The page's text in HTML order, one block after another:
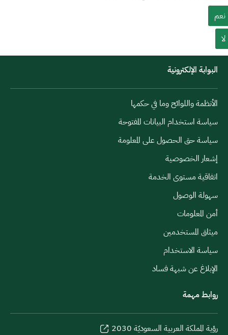
نعم
لا
البوابة الإلكترونية
الأنظمة واللوائح وما في حكمها
سياسة استخدام البيانات المفتوحة
سياسة حق الحصول على المعلومة
إشعار الخصوصية
اتفاقية مستوى الخدمة
سهولة الوصول
أمن المعلومات
ميثاق المستخدمين
سياسة الاستخدام
الإبلاغ عن شبهة فساد
روابط مهمة
رؤية المملكة العربية السعوديّة 2030